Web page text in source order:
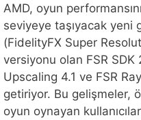
AMD, oyun
seviyeye taşıyacak yeni
(FidelityFX Super
versiyonu olan FSR
Upscaling 4.1 ve FSR
getiriyor. Bu gelişmeler,
oyun oynayan